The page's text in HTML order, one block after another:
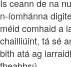
Is ceann de na
n‑íomhánna
méid comhaid a
chailliúint, tá sé
bith atá ag